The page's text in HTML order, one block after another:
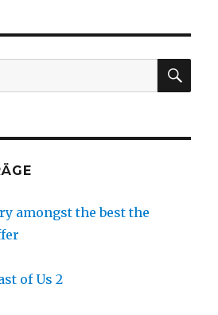
amongst the best the
of Us 2